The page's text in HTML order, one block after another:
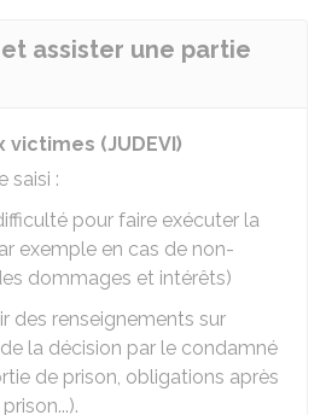
assister une partie
(JUDEVI)
saisi :
pour faire exécuter la
exemple en cas de non-
dommages et intérêts)
des renseignements sur
la décision par le condamné
de prison, obligations après